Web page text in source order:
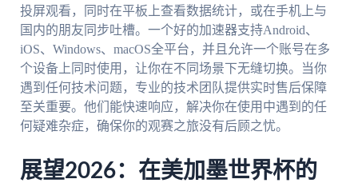
投屏观看，同时在平板上查看数据统计，或在手机上与
国内的朋友同步吐槽。一个好的加速器支持Android、
iOS、Windows、macOS全平台，并且允许一个账号在多
个设备上同时使用，让你在不同场景下无缝切换。当你
遇到任何技术问题，专业的技术团队提供实时售后保障
至关重要。他们能快速响应，解决你在使用中遇到的任
何疑难杂症，确保你的观赛之旅没有后顾之忧。
展望2026：在美加墨世界杯的